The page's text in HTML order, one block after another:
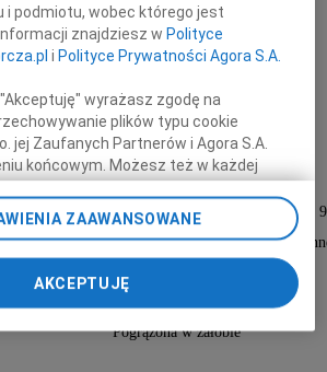
Alina Szablewska
primo voto Grabowska
Nabożeństwo żałobne odprawione zostanie
w dniu 21 września 2009 roku
w kościele św. Wincentego (drewniany) o godzinie
po którym nastąpi odprowadzenie do grobu
na cmentarz miejscowy.
Pogrążona w żałobie
i podmiotu, wobec którego jest
znajdziesz w Polityce
i Polityce Prywatności Agora S.A.
wyrażasz zgodę na
plików typu cookie
jej Zaufanych Partnerów i Agora S.A.
końcowym. Możesz też w każdej
narzędzie do zarządzania Twoimi
danych poprzez
„Ustawienia zaawansowane”.
cookie możliwa jest także za
ZAAWANSOWANE
AKCEPTUJĘ